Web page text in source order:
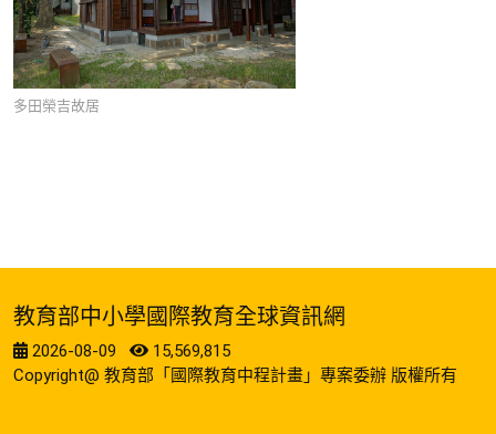
多田榮吉故居
教育部中小學國際教育全球資訊網
2026-08-09
15,569,815
Copyright@ 教育部「國際教育中程計畫」專案委辦 版權所有